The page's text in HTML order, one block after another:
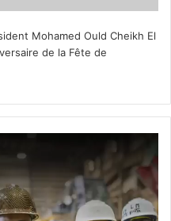
Mohamed Ould Cheikh El
de la Fête de